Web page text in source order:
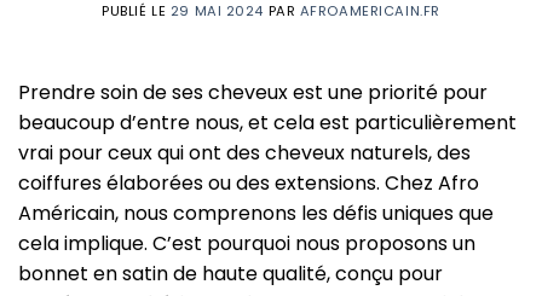
PUBLIÉ LE 29 MAI 2024 PAR AFROAMERICAIN.FR
Prendre soin de ses cheveux est une priorité pour
beaucoup d’entre nous, et cela est particulièrement
vrai pour ceux qui ont des cheveux naturels, des
coiffures élaborées ou des extensions. Chez Afro
Américain, nous comprenons les défis uniques que
cela implique. C’est pourquoi nous proposons un
bonnet en satin de haute qualité, conçu pour